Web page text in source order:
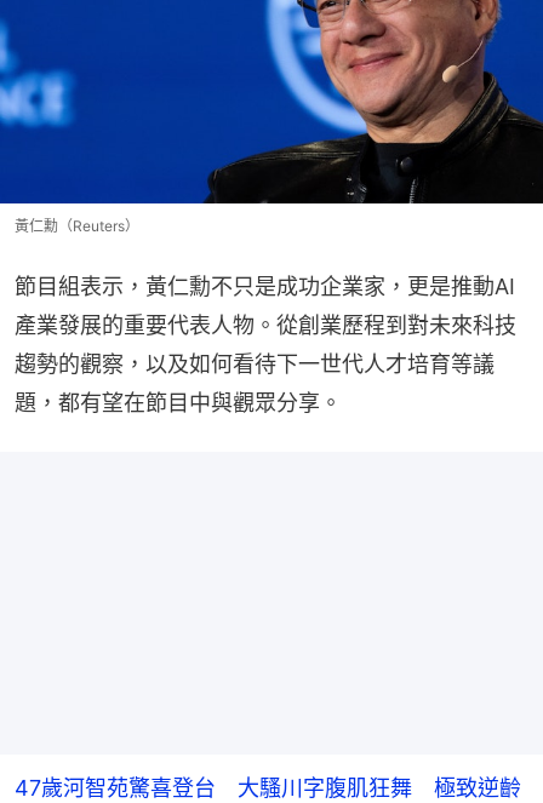
黃仁勳（Reuters）
節目組表示，黃仁勳不只是成功企業家，更是推動AI
產業發展的重要代表人物。從創業歷程到對未來科技
趨勢的觀察，以及如何看待下一世代人才培育等議
題，都有望在節目中與觀眾分享。
47歲河智苑驚喜登台 大騷川字腹肌狂舞 極致逆齡